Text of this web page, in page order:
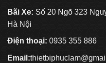
Bãi Xe: Số 20 Ngõ 323
Hà Nội
Điện thoại: 0935 355 886
Email: